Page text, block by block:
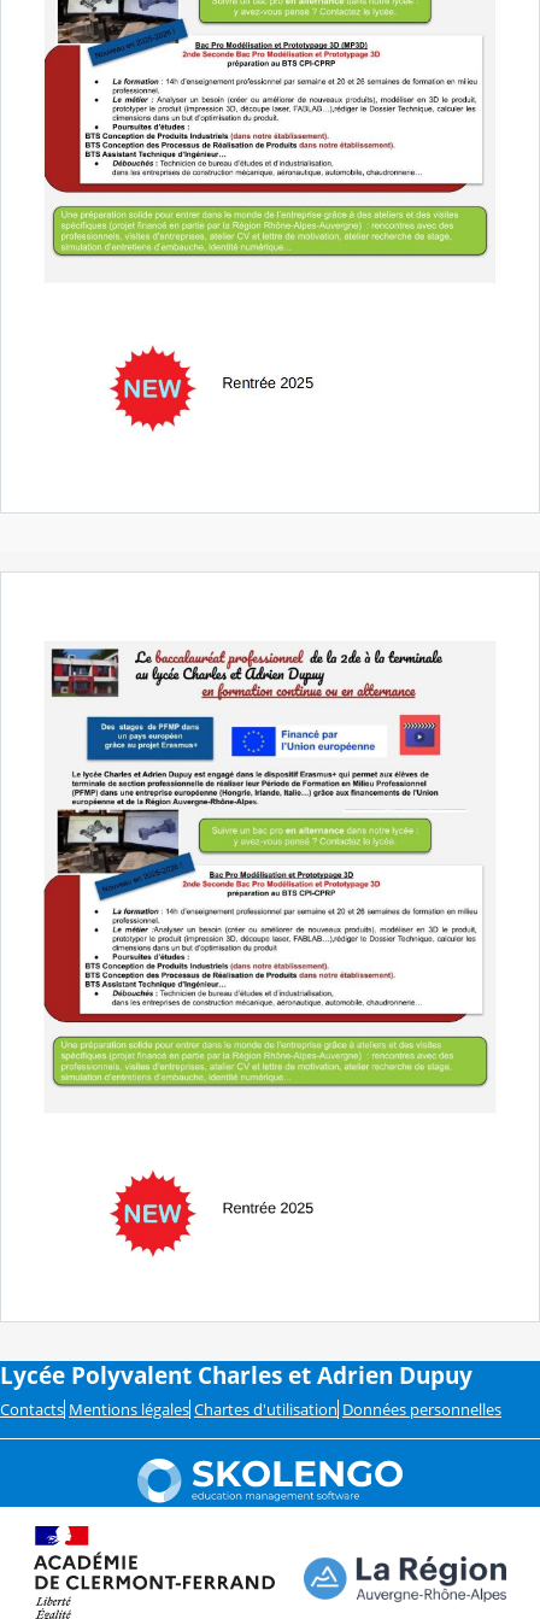
Lycée Polyvalent Charles et Adrien Dupuy
Contacts Mentions légales Chartes d'utilisation Données personnelles